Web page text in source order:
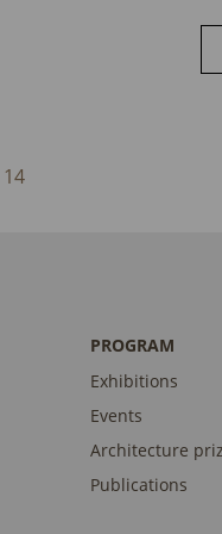
14
PROGRAM
Exhibitions
Events
Architecture
Publications